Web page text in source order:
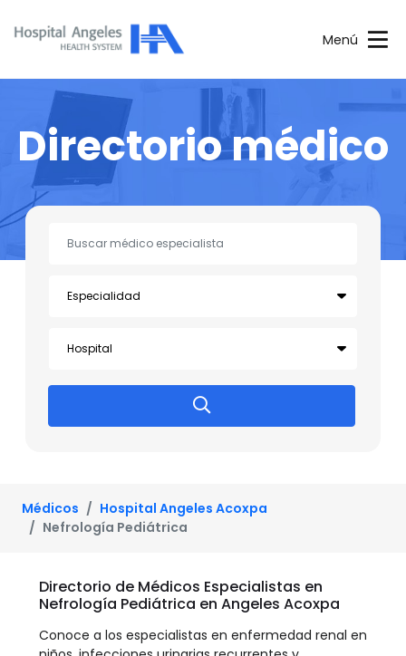
Menú
Directorio médico
Médicos
Hospital Angeles Acoxpa
Nefrología Pediátrica
Directorio de Médicos Especialistas en
Nefrología Pediátrica en Angeles Acoxpa
Conoce a los especialistas en enfermedad renal en